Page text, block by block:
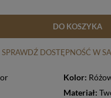
DO KOSZYKA
SPRAWDŹ DOSTĘPNOŚĆ W
Kolor:
Materiał: